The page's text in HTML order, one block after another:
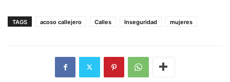
TAGS acoso callejero Calles Inseguridad mujeres